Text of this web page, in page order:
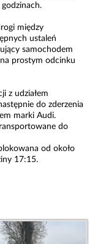
między
ustaleń
samochodem
prostym odcinku
z udziałem
do zderzenia
marki Audi.
do
od około
17:15.